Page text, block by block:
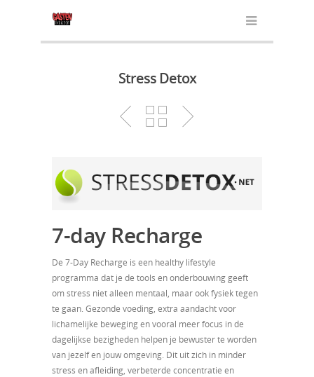
Stress Detox
7-day Recharge
De 7-Day Recharge is een healthy lifestyle
programma dat je de tools en onderbouwing geeft
om stress niet alleen mentaal, maar ook fysiek tegen
te gaan. Gezonde voeding, extra aandacht voor
lichamelijke beweging en vooral meer focus in de
dagelijkse bezigheden helpen je bewuster te worden
van jezelf en jouw omgeving. Dit uit zich in minder
stress en afleiding, verbeterde concentratie en